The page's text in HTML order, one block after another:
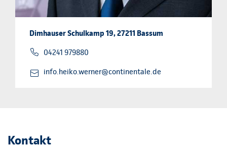
Dimhauser Schulkamp 19, 27211 Bassum
04241 979880
info.heiko.werner@continentale.de
Kontakt